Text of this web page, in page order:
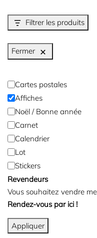
Filtrer les produits
Fermer
Cartes postales
Affiches
Noël / Bonne année
Carnet
Calendrier
Lot
Stickers
Revendeurs
Vous souhaitez vendre
Rendez-vous par ici !
Appliquer